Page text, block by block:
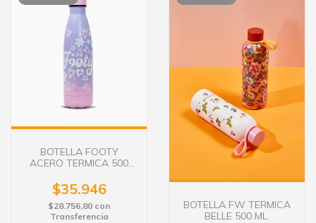
BOTELLA FOOTY
ACERO TERMICA 500
$35.946
$28.756,80 con
Transferencia
BOTELLA FW TERMICA
BELLE 500 ML.